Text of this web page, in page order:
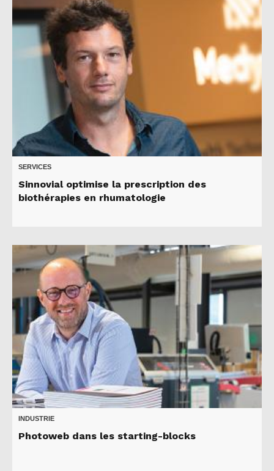
SERVICES
Sinnovial optimise la prescription des
biothérapies en rhumatologie
INDUSTRIE
Photoweb dans les starting-blocks